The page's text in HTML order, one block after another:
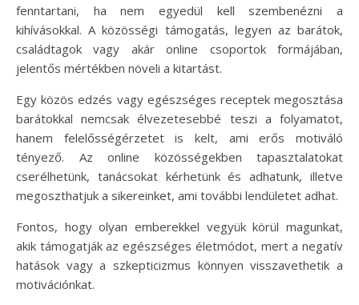
fenntartani, ha nem egyedül kell szembenézni a
kihívásokkal. A közösségi támogatás, legyen az barátok,
családtagok vagy akár online csoportok formájában,
jelentős mértékben növeli a kitartást.
Egy közös edzés vagy egészséges receptek megosztása
barátokkal nemcsak élvezetesebbé teszi a folyamatot,
hanem felelősségérzetet is kelt, ami erős motiváló
tényező. Az online közösségekben tapasztalatokat
cserélhetünk, tanácsokat kérhetünk és adhatunk, illetve
megoszthatjuk a sikereinket, ami további lendületet adhat.
Fontos, hogy olyan emberekkel vegyük körül magunkat,
akik támogatják az egészséges életmódot, mert a negatív
hatások vagy a szkepticizmus könnyen visszavethetik a
motivációnkat.